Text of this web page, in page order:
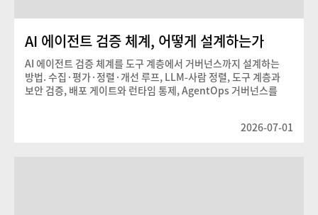
AI 에이전트 검증 체계, 어떻게 설계하는가
AI 에이전트 검증 체계를 도구 계층에서 거버넌스까지 설계하는
방법. 수집·평가·정렬·개선 루프, LLM-사람 정렬, 도구 계층과
보안 검증, 배포 게이트와 런타임 통제, AgentOps 거버넌스를
2026-07-01